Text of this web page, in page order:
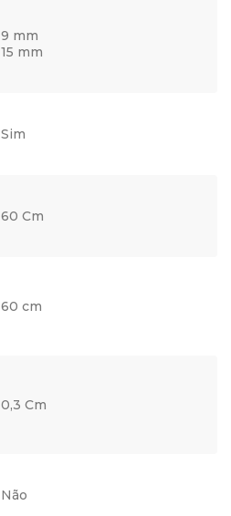
9 mm
15 mm
Sim
60 Cm
60 cm
0,3 Cm
Não